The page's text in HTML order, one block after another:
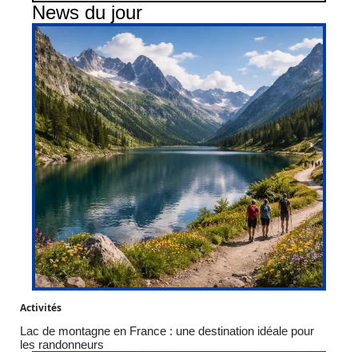
News du jour
Activités
Lac de montagne en France : une destination idéale pour
les randonneurs